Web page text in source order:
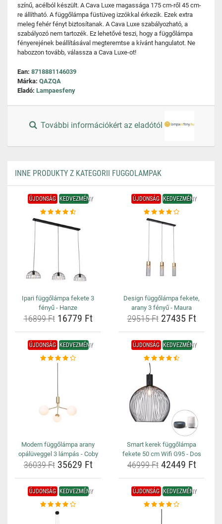
színű, acélból készült. A Cava Luxe magassága 175 cm-ről 45 cm-
re állítható. A függőlámpa füstüveg izzókkal érkezik. Ezek extra
meleg fehér fényt biztosítanak. A Cava Luxe szabályozható, a
szabályozó nem tartozék. Ez lehetővé teszi, hogy a függőlámpa
fényerejének beállításával megteremtse a kívánt hangulatot. Ne
habozzon tovább, válassza a Cava Luxe-ot!
Ean: 8718881146039
Márka: QAZQA
Eladó: Lampaesfeny
További információkért az eladótól
INNE PRODUKTY Z KATEGORII FUGGOLAMPAK
ÚJDONSÁG KEDVEZMÉNY
Ipari függőlámpa fekete 3
fényű - Hanze
16899 Ft16779 Ft
ÚJDONSÁG KEDVEZMÉNY
Design függőlámpa fekete,
arany 3 fényű - Maura
29515 Ft27435 Ft
ÚJDONSÁG KEDVEZMÉNY
Modern függőlámpa arany
opálüveggel 3 lámpás - Coby
36039 Ft35629 Ft
ÚJDONSÁG KEDVEZMÉNY
Smart kerek függőlámpa
fekete 50 cm Wifi G95 - Dos
46999 Ft42449 Ft
ÚJDONSÁG KEDVEZMÉNY ÚJDONSÁG KEDVEZMÉNY